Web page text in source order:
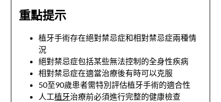
重點提示
植牙手術存在絕對禁忌症和相對禁忌症兩種情
況
絕對禁忌症包括某些無法控制的全身性疾病
相對禁忌症在適當治療後有時可以克服
50至90歲患者需特別評估植牙手術的適合性
人工植牙治療前必須進行完整的健康檢查